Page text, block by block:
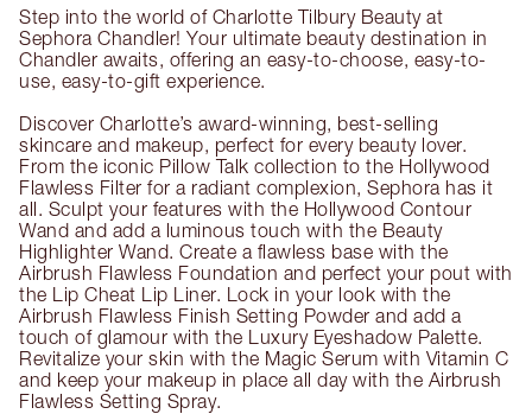
Step into the world of Charlotte Tilbury Beauty at
Sephora Chandler! Your ultimate beauty destination in
Chandler awaits, offering an easy-to-choose, easy-to-
use, easy-to-gift experience.
Discover Charlotte’s award-winning, best-selling
skincare and makeup, perfect for every beauty lover.
From the iconic Pillow Talk collection to the Hollywood
Flawless Filter for a radiant complexion, Sephora has it
all. Sculpt your features with the Hollywood Contour
Wand and add a luminous touch with the Beauty
Highlighter Wand. Create a flawless base with the
Airbrush Flawless Foundation and perfect your pout with
the Lip Cheat Lip Liner. Lock in your look with the
Airbrush Flawless Finish Setting Powder and add a
touch of glamour with the Luxury Eyeshadow Palette.
Revitalize your skin with the Magic Serum with Vitamin C
and keep your makeup in place all day with the Airbrush
Flawless Setting Spray.